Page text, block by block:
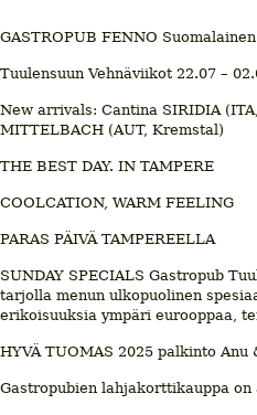
GASTROPUB FENNO
Tuulensuun Vehnäviikot 22.07 –
New arrivals: Cantina SIRIDIA
MITTELBACH (AUT, Kremstal)
THE BEST DAY. IN TAMPERE
COOLCATION, WARM FEELING
PARAS PÄIVÄ TAMPEREELLA
SUNDAY SPECIALS Gastropub
tarjolla menun ulkopuolinen
erikoisuuksia ympäri eurooppaa,
HYVÄ TUOMAS 2025 palkinto
Gastropubien lahjakorttikauppa on